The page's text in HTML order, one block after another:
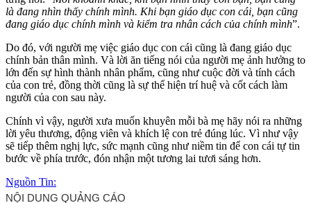
là đang nhìn thấy chính mình. Khi bạn giáo dục con cái, bạn cũng
đang giáo dục chính mình và kiểm tra nhân cách của chính mình”.
Do đó, với người mẹ việc giáo dục con cái cũng là đang giáo dục
chính bản thân mình. Và lời ăn tiếng nói của người mẹ ảnh hưởng to
lớn đến sự hình thành nhân phẩm, cũng như cuộc đời và tính cách
của con trẻ, đồng thời cũng là sự thể hiện trí huệ và cốt cách làm
người của con sau này.
Chính vì vậy, người xưa muốn khuyên mỗi bà mẹ hãy nói ra những
lời yêu thương, động viên và khích lệ con trẻ đúng lúc. Vì như vậy
sẽ tiếp thêm nghị lực, sức mạnh cũng như niềm tin để con cái tự tin
bước về phía trước, đón nhận một tương lai tươi sáng hơn.
Nguồn Tin: